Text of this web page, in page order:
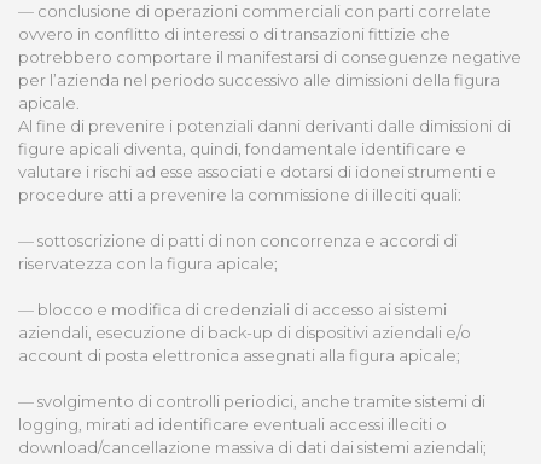
— conclusione di operazioni commerciali con parti correlate
ovvero in conflitto di interessi o di transazioni fittizie che
potrebbero comportare il manifestarsi di conseguenze negative
per l’azienda nel periodo successivo alle dimissioni della figura
apicale.
Al fine di prevenire i potenziali danni derivanti dalle dimissioni di
figure apicali diventa, quindi, fondamentale identificare e
valutare i rischi ad esse associati e dotarsi di idonei strumenti e
procedure atti a prevenire la commissione di illeciti quali:
— sottoscrizione di patti di non concorrenza e accordi di
riservatezza con la figura apicale;
— blocco e modifica di credenziali di accesso ai sistemi
aziendali, esecuzione di back-up di dispositivi aziendali e/o
account di posta elettronica assegnati alla figura apicale;
— svolgimento di controlli periodici, anche tramite sistemi di
logging, mirati ad identificare eventuali accessi illeciti o
download/cancellazione massiva di dati dai sistemi aziendali;